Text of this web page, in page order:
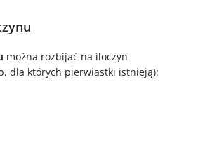
można rozbijać na iloczyn
dla których pierwiastki istnieją):